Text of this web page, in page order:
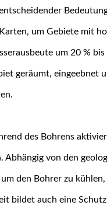
um Gebiete mit
um 20 %
geräumt, eingeebnet
des Bohrens
Abhängig von den
den Bohrer zu
bildet auch eine